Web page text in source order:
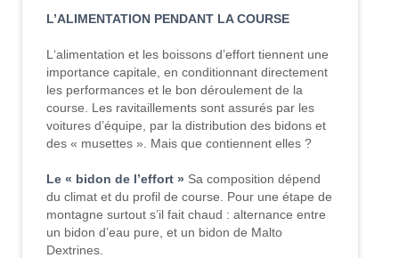
L’ALIMENTATION PENDANT LA COURSE
L‘alimentation et les boissons d’effort tiennent une
importance capitale, en conditionnant directement
les performances et le bon déroulement de la
course. Les ravitaillements sont assurés par les
voitures d’équipe, par la distribution des bidons et
des « musettes ». Mais que contiennent elles ?
Le « bidon de l’effort » Sa composition dépend
du climat et du profil de course. Pour une étape de
montagne surtout s’il fait chaud : alternance entre
un bidon d’eau pure, et un bidon de Malto
Dextrines.